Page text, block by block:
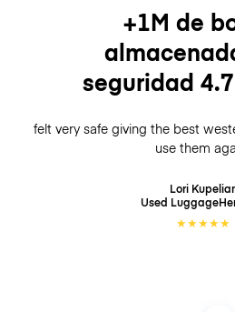
+1M de
seguridad 4.7
felt very safe giving the best
use them
Lori
Used
★★★★★